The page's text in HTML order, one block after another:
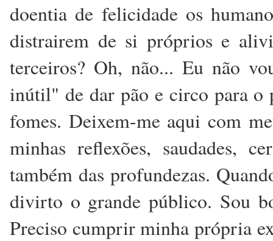
doentia de felicidade os
distrairem de si próprios e
terceiros? Oh, não... Eu não
inútil" de dar pão e circo para o
fomes. Deixem-me aqui com
minhas reflexões, saudades,
também das profundezas.
divirto o grande público. Sou
Preciso cumprir minha própria